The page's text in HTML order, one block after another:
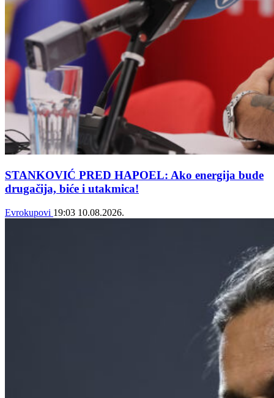
STANKOVIĆ PRED HAPOEL: Ako energija bude
drugačija, biće i utakmica!
Evrokupovi 19:03 10.08.2026.